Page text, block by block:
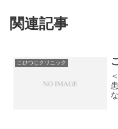
関連記事
こひつじクリニック